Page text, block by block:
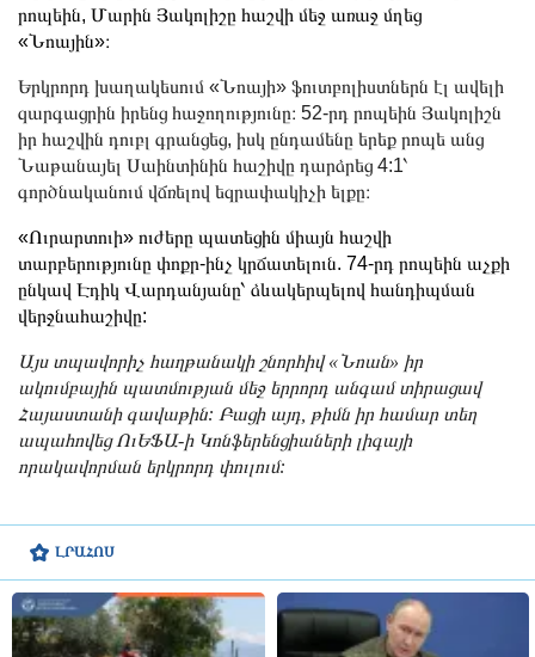
ԼՐԱՀՈՍ
րոպեին, Մարին Յակոլիշը հաշվի մեջ առաջ մղեց
«Նոային»։
​Երկրորդ խաղակեսում «Նոայի» ֆուտբոլիստներն էլ ավելի
զարգացրին իրենց հաջողությունը։ 52-րդ րոպեին Յակոլիշն
իր հաշվին դուբլ գրանցեց, իսկ ընդամենը երեք րոպե անց
Նաթանայել Սաինտինին հաշիվը դարձրեց 4:1՝
գործնականում վճռելով եզրափակիչի ելքը։
«Ուրարտուի» ուժերը պատեցին միայն հաշվի
տարբերությունը փոքր-ինչ կրճատելուն. 74-րդ րոպեին աչքի
ընկավ Էդիկ Վարդանյանը՝ ձևակերպելով հանդիպման
վերջնահաշիվը:
Այս տպավորիչ հաղթանակի շնորհիվ «Նոան» իր
ակումբային պատմության մեջ երրորդ անգամ տիրացավ
Հայաստանի գավաթին: Բացի այդ, թիմն իր համար տեղ
ապահովեց ՈւԵՖԱ-ի Կոնֆերենցիաների լիգայի
որակավորման երկրորդ փուլում: